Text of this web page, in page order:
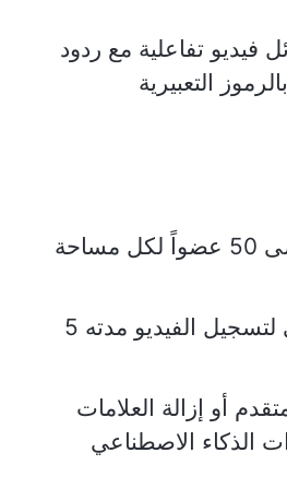
فيديو تفاعلية مع ردود
التعبيرية
يُسمح بحد أقصى 50 عضواً لكل مساحة
يوجد حد أقصى لتسجيل الفيديو مدته 5
أو إزالة العلامات
الذكاء الاصطناعي